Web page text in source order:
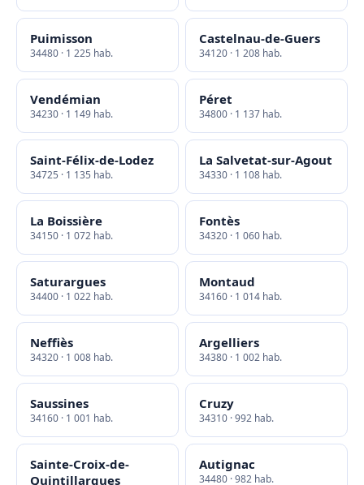
Puimisson
34480 · 1 225 hab.
Castelnau-de-Guers
34120 · 1 208 hab.
Vendémian
34230 · 1 149 hab.
Péret
34800 · 1 137 hab.
Saint-Félix-de-Lodez
34725 · 1 135 hab.
La Salvetat-sur-Agout
34330 · 1 108 hab.
La Boissière
34150 · 1 072 hab.
Fontès
34320 · 1 060 hab.
Saturargues
34400 · 1 022 hab.
Montaud
34160 · 1 014 hab.
Neffiès
34320 · 1 008 hab.
Argelliers
34380 · 1 002 hab.
Saussines
34160 · 1 001 hab.
Cruzy
34310 · 992 hab.
Sainte-Croix-de-
Quintillargues
Autignac
34480 · 982 hab.